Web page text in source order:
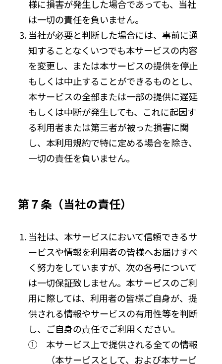
様に損害が発生した場合であっても、当社
は一切の責任を負いません。
当社が必要と判断した場合には、事前に通
知することなくいつでも本サービスの内容
を変更し、または本サービスの提供を停止
もしくは中止することができるものとし、
本サービスの全部または一部の提供に遅延
もしくは中断が発生しても、これに起因す
る利用者または第三者が被った損害に関
し、本利用規約で特に定める場合を除き、
一切の責任を負いません。
第７条（当社の責任）
当社は、本サービスにおいて信頼できるサ
ービスや情報を利用者の皆様へお届けすべ
く努力をしていますが、次の各号について
は一切保証致しません。本サービスのご利
用に際しては、利用者の皆様ご自身が、提
供される情報やサービスの有用性等を判断
し、ご自身の責任でご利用ください。
① 本サービス上で提供される全ての情報
（本サービスとして、および本サービ